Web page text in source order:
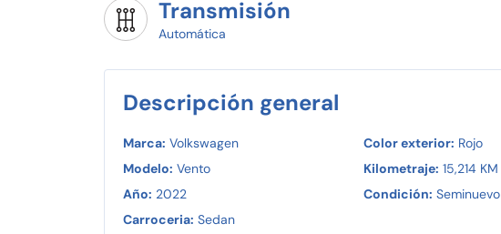
Transmisión
Automática
Descripción general
Marca: Volkswagen
Modelo: Vento
Año: 2022
Carroceria: Sedan
Color exterior: Rojo
Kilometraje: 15,214 KM
Condición: Seminuevo